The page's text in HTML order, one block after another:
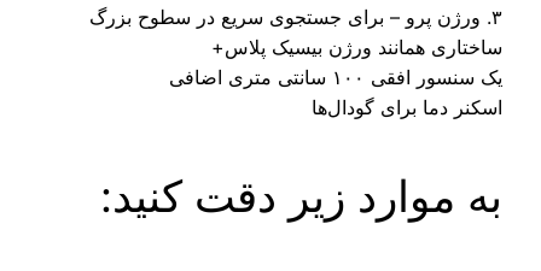
همانند ورژن بیسیک پلاس+
افقی ۱۰۰ سانتی متری اضافی
دما برای گودال‌ها
موارد زیر دقت کنید: